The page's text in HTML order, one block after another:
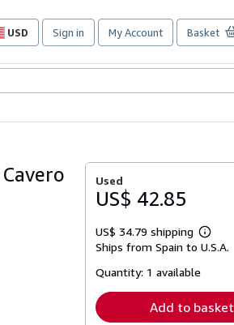
USD
Site
preferences
Sign in My Account Basket
Used
US$ 42.85
US$ 34.79 shipping
Learn
more
Ships from Spain to U.S.A.
Quantity: 1 available
Add to basket